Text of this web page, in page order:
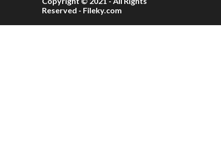
Reserved - Fileky.com